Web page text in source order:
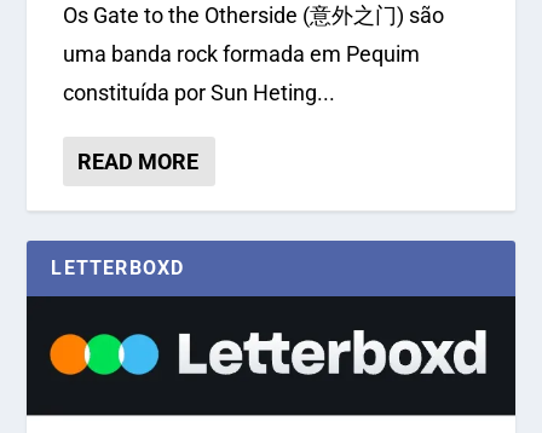
Os Gate to the Otherside (意外之门) são
uma banda rock formada em Pequim
constituída por Sun Heting...
READ MORE
LETTERBOXD